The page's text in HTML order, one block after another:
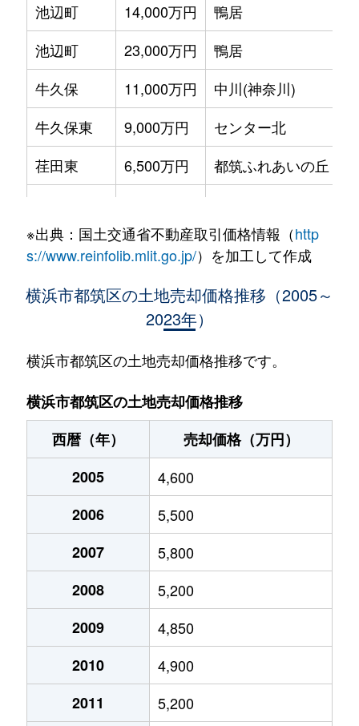
池辺町
14,000万円 鴨居
池辺町
23,000万円 鴨居
牛久保
11,000万円 中川(神奈川)
牛久保東
9,000万円 センター北
荏田東
6,500万円 都筑ふれあいの丘
川和町
4,500万円 川和町
9,300万円
北山田
6,500万円 北山田(神奈川)
桜並木
7,900万円 仲町台
すみれが丘
5,500万円 中川(神奈川)
すみれが丘
6,600万円
茅ケ崎南
7,600万円
6,500万円
6,300万円
中川中央
16,000万円
中川中央
15,000万円
仲町台
16,000万円
※出典：国土交通省不動産取引価格情報（http
s://www.reinfolib.mlit.go.jp/）を加工して作成
横浜市都筑区の土地売却価格推移（2005～
2023年）
横浜市都筑区の土地売却価格推移です。
横浜市都筑区の土地売却価格推移
西暦（年）
売却価格（万円）
2005
4,600
2006
5,500
2007
5,800
2008
5,200
2009
4,850
2010
4,900
2011
5,200